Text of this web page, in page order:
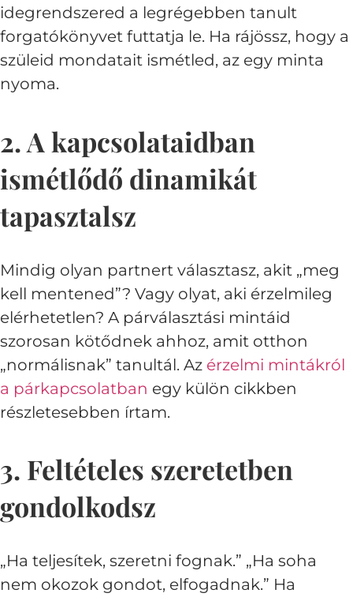
idegrendszered a legrégebben tanult
forgatókönyvet futtatja le. Ha rájössz, hogy a
szüleid mondatait ismétled, az egy minta
nyoma.
2. A kapcsolataidban
ismétlődő dinamikát
tapasztalsz
Mindig olyan partnert választasz, akit „meg
kell mentened”? Vagy olyat, aki érzelmileg
elérhetetlen? A párválasztási mintáid
szorosan kötődnek ahhoz, amit otthon
„normálisnak” tanultál. Az érzelmi mintákról
a párkapcsolatban egy külön cikkben
részletesebben írtam.
3. Feltételes szeretetben
gondolkodsz
„Ha teljesítek, szeretni fognak.” „Ha soha
nem okozok gondot, elfogadnak.” Ha